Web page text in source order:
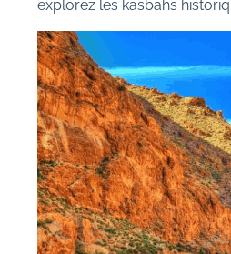
explorez les kasbahs